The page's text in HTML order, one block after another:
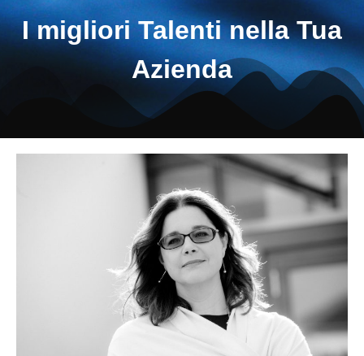
I migliori Talenti nella Tua
Azienda